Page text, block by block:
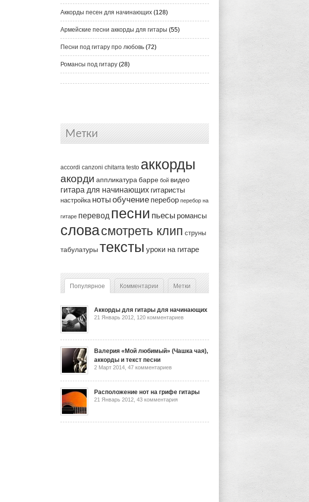
Аккорды песен для начинающих (128)
Армейские песни аккорды для гитары (55)
Песни под гитару про любовь (72)
Романсы под гитару (28)
Метки
accordi canzoni chitarra testo аккорды
акорди аппликатура барре бой видео
гитара для начинающих гитаристы
настройка ноты обучение перебор перебор на
гитаре перевод песни пьесы романсы
словасмотреть клип струны
табулатуры тексты уроки на гитаре
Популярное Комментарии Метки
Аккорды для гитары для начинающих
21 Январь 2012, 120 комментариев
Валерия «Мой любимый» (Чашка чая),
аккорды и текст песни
2 Март 2014, 47 комментариев
Расположение нот на грифе гитары
21 Январь 2012, 43 комментария